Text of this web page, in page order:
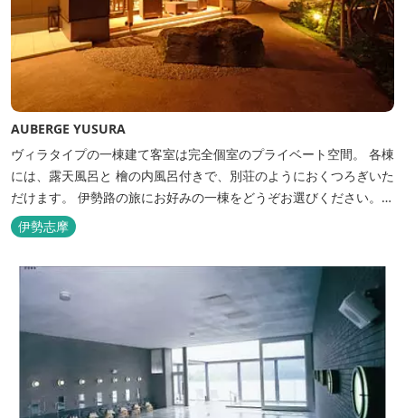
AUBERGE YUSURA
ヴィラタイプの一棟建て客室は完全個室のプライベート空間。 各棟
には、露天風呂と 檜の内風呂付きで、別荘のようにおくつろぎいた
だけます。 伊勢路の旅にお好みの一棟をどうぞお選びください。
「AUBERGE YUSURA」が大切にしていること それは、小さな宿な
らではの「ひと手間」のおもてなし。 「居・食・充」を満たし、皆
様の伊勢路の旅に寄り添う宿となれるよう、心を月してお待ちし
伊勢志摩